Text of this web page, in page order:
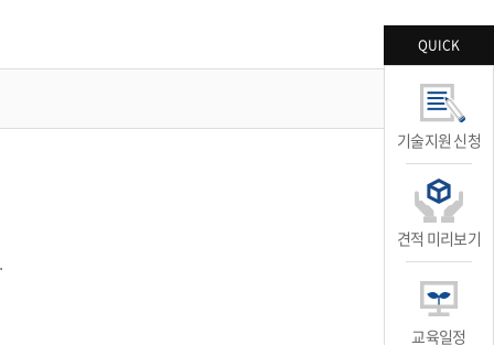
QUICK
기술지원 신청
견적 미리보기
교육일정